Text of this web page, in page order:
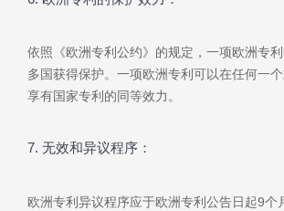
依照《欧洲专利公约》的规定，一项欧洲专
多国获得保护。一项欧洲专利可以在任何一
享有国家专利的同等效力。
7. 无效和异议程序：
欧洲专利异议程序应于欧洲专利公告日起9个